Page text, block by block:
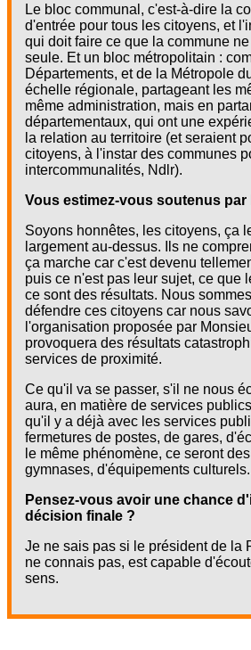
Le bloc communal, c'est-à-dire la
d'entrée pour tous les citoyens, et
qui doit faire ce que la commune
seule. Et un bloc métropolitain :
Départements, et de la Métropole
échelle régionale, partageant les
même administration, mais en
départementaux, qui ont une
la relation au territoire (et seraient
citoyens, à l'instar des communes
intercommunalités, Ndlr).
Vous estimez-vous soutenus par
Soyons honnêtes, les citoyens, ça
largement au-dessus. Ils ne
ça marche car c'est devenu
puis ce n'est pas leur sujet, ce que
ce sont des résultats. Nous
défendre ces citoyens car nous
l'organisation proposée par
provoquera des résultats
services de proximité.
Ce qu'il va se passer, s'il ne nous
aura, en matière de services
qu'il y a déjà avec les services
fermetures de postes, de gares,
le même phénomène, ce seront
gymnases, d'équipements culturels.
Pensez-vous avoir une chance
décision finale ?
Je ne sais pas si le président de la
ne connais pas, est capable
sens.